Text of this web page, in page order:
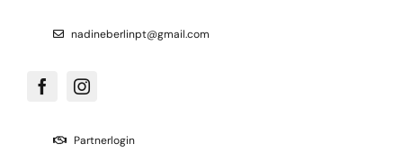
nadineberlinpt@gmail.com
Partnerlogin